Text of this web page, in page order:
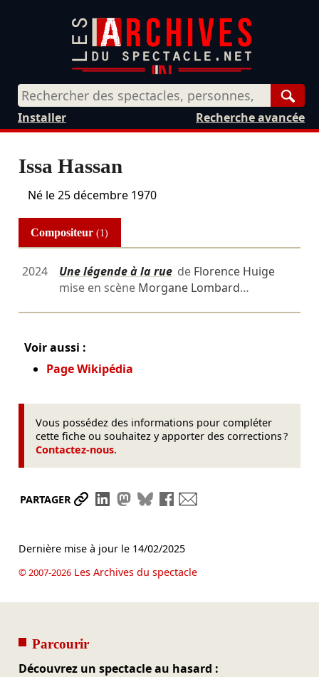
Recherche avancée
Installer
Issa Hassan
Né le25 décembre 1970
Compositeur(1)
2024 Une légende à la ruede Florence Huige
mise en scène Morgane Lombard…
Voir aussi :
Page Wikipédia
Vous possédez des informations pour compléter
cette fiche ou souhaitez y apporter des corrections ?
Contactez-nous.
PARTAGER Partager le lien
Partager sur LinkedIn
Partager sur Mastodon
Partager sur Bluesky
Partager sur Facebook
Dernière mise à jour le 14/02/2025
© 2007-2026Les Archives du spectacle
Parcourir
Découvrez un spectacle au hasard :